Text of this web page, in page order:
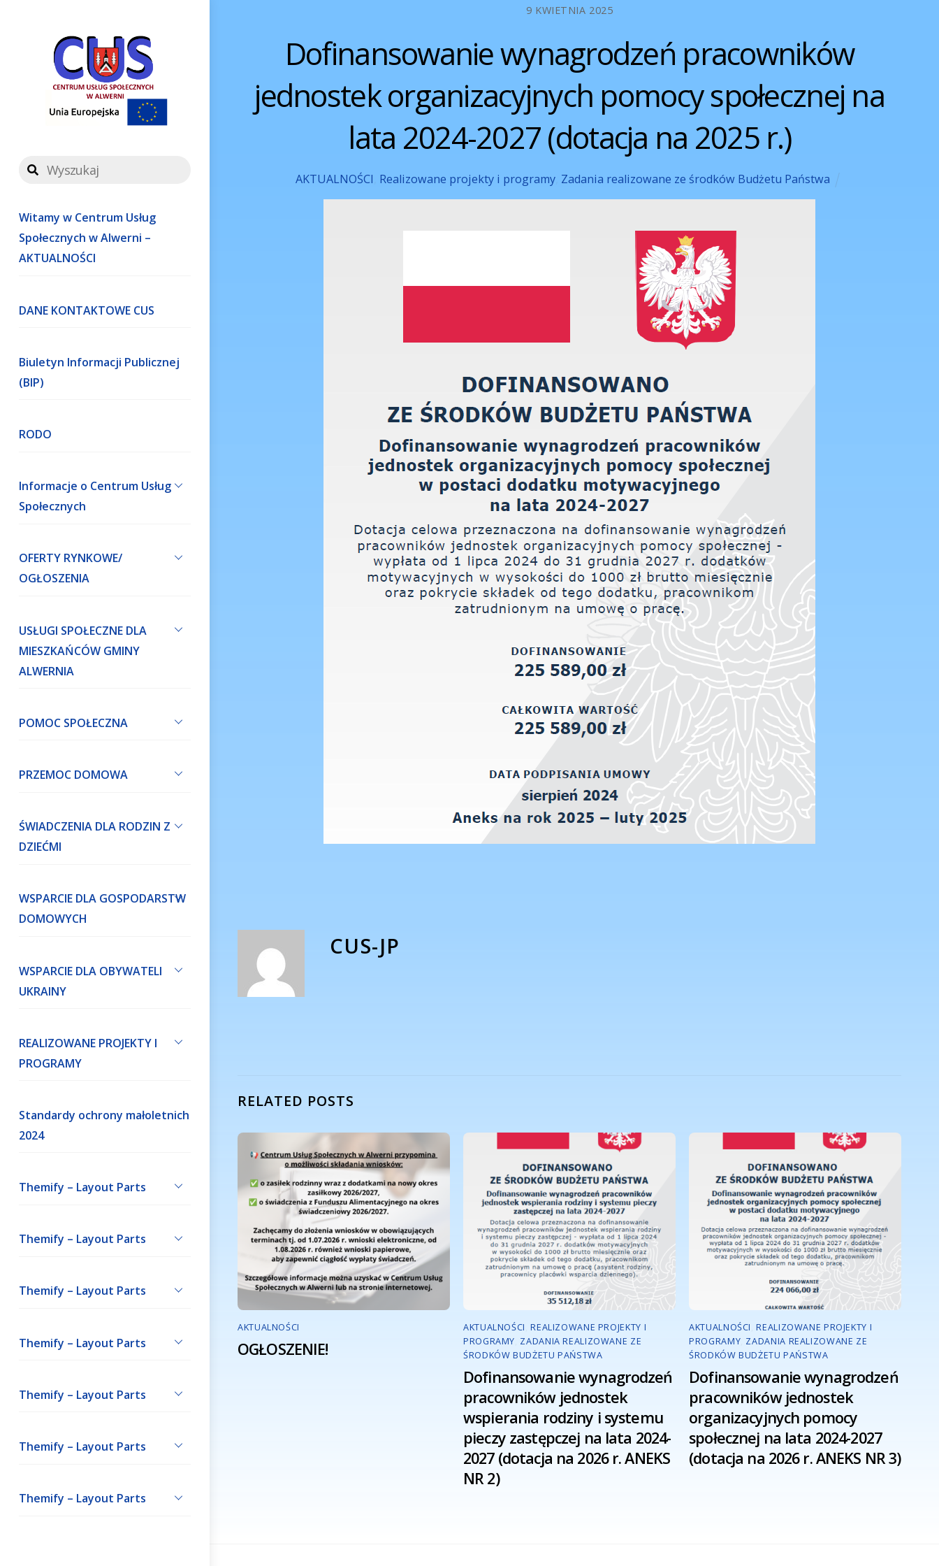
Witamy w Centrum Usług
Społecznych w Alwerni –
AKTUALNOŚCI
DANE KONTAKTOWE CUS
Biuletyn Informacji Publicznej
(BIP)
RODO
Informacje o Centrum Usług
Społecznych
OFERTY RYNKOWE/
OGŁOSZENIA
USŁUGI SPOŁECZNE DLA
MIESZKAŃCÓW GMINY
ALWERNIA
POMOC SPOŁECZNA
PRZEMOC DOMOWA
ŚWIADCZENIA DLA RODZIN Z
DZIEĆMI
WSPARCIE DLA GOSPODARSTW
DOMOWYCH
WSPARCIE DLA OBYWATELI
UKRAINY
REALIZOWANE PROJEKTY I
PROGRAMY
Standardy ochrony małoletnich
2024
Themify – Layout Parts
Themify – Layout Parts
Themify – Layout Parts
Themify – Layout Parts
Themify – Layout Parts
Themify – Layout Parts
Themify – Layout Parts
9 KWIETNIA 2025
Dofinansowanie wynagrodzeń pracowników
jednostek organizacyjnych pomocy społecznej na
lata 2024-2027 (dotacja na 2025 r.)
AKTUALNOŚCI Realizowane projekty i programy Zadania realizowane ze środków Budżetu Państwa
CUS-JP
RELATED POSTS
AKTUALNOŚCI
OGŁOSZENIE!
AKTUALNOŚCI ,REALIZOWANE PROJEKTY I
PROGRAMY ZADANIA REALIZOWANE ZE
ŚRODKÓW BUDŻETU PAŃSTWA
Dofinansowanie wynagrodzeń
pracowników jednostek
wspierania rodziny i systemu
pieczy zastępczej na lata 2024-
2027 (dotacja na 2026 r. ANEKS
NR 2)
AKTUALNOŚCI ,REALIZOWANE PROJEKTY I
PROGRAMY ZADANIA REALIZOWANE ZE
ŚRODKÓW BUDŻETU PAŃSTWA
Dofinansowanie wynagrodzeń
pracowników jednostek
organizacyjnych pomocy
społecznej na lata 2024-2027
(dotacja na 2026 r. ANEKS NR 3)